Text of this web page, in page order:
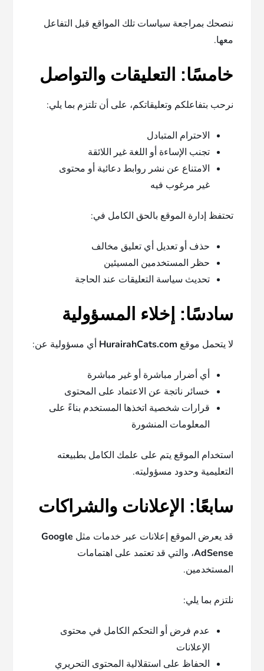
ننصحك بمراجعة سياسات تلك المواقع قبل التفاعل
معها.
خامسًا: التعليقات والتواصل
نرحب بتفاعلكم وتعليقاتكم، على أن تلتزم بما يلي:
الاحترام المتبادل
تجنب الإساءة أو اللغة غير اللائقة
الامتناع عن نشر روابط دعائية أو محتوى
غير مرغوب فيه
تحتفظ إدارة الموقع بالحق الكامل في:
حذف أو تعديل أي تعليق مخالف
حظر المستخدمين المسيئين
تحديث سياسة التعليقات عند الحاجة
سادسًا: إخلاء المسؤولية
لا يتحمل موقع HurairahCats.com أي مسؤولية عن:
أي أضرار مباشرة أو غير مباشرة
خسائر ناتجة عن الاعتماد على المحتوى
قرارات شخصية اتخذها المستخدم بناءً على
المعلومات المنشورة
استخدام الموقع يتم على علمك الكامل بطبيعته
التعليمية وحدود مسؤوليته.
سابعًا: الإعلانات والشراكات
قد يعرض الموقع إعلانات عبر خدمات مثل Google
AdSense، والتي قد تعتمد على اهتمامات
المستخدمين.
نلتزم بما يلي:
عدم فرض أو التحكم الكامل في محتوى
الإعلانات
الحفاظ على استقلالية المحتوى التحريري